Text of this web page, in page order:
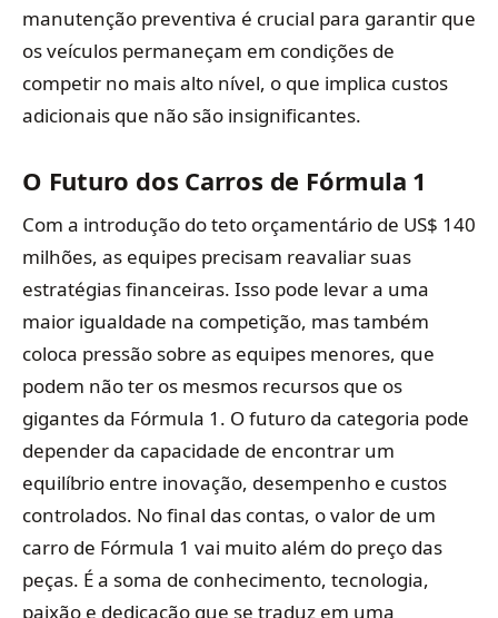
manutenção preventiva é crucial para garantir que
os veículos permaneçam em condições de
competir no mais alto nível, o que implica custos
adicionais que não são insignificantes.
O Futuro dos Carros de Fórmula 1
Com a introdução do teto orçamentário de US$ 140
milhões, as equipes precisam reavaliar suas
estratégias financeiras. Isso pode levar a uma
maior igualdade na competição, mas também
coloca pressão sobre as equipes menores, que
podem não ter os mesmos recursos que os
gigantes da Fórmula 1. O futuro da categoria pode
depender da capacidade de encontrar um
equilíbrio entre inovação, desempenho e custos
controlados. No final das contas, o valor de um
carro de Fórmula 1 vai muito além do preço das
peças. É a soma de conhecimento, tecnologia,
paixão e dedicação que se traduz em uma